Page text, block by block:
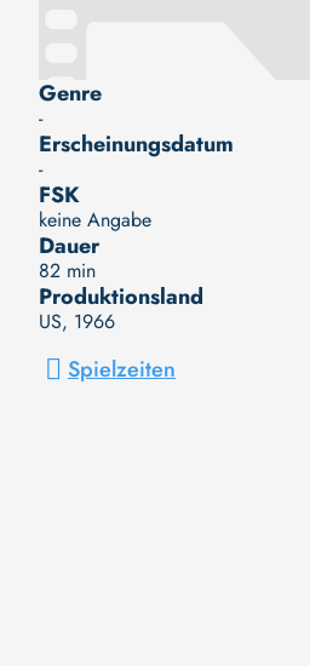
Genre
-
Erscheinungsdatum
-
FSK
keine Angabe
Dauer
82 min
Produktionsland
US, 1966
Spielzeiten